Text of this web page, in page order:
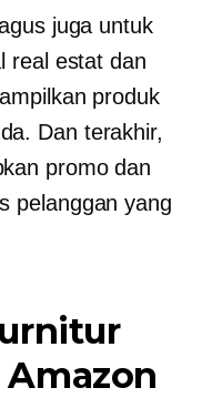
juga untuk
real estat dan
produk
Dan terakhir,
promo dan
pelanggan yang